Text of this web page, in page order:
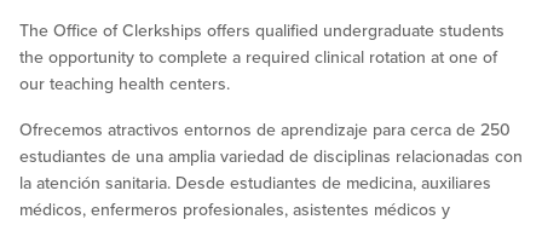
The Office of Clerkships offers qualified undergraduate students
the opportunity to complete a required clinical rotation at one of
our teaching health centers.
Ofrecemos atractivos entornos de aprendizaje para cerca de 250
estudiantes de una amplia variedad de disciplinas relacionadas con
la atención sanitaria. Desde estudiantes de medicina, auxiliares
médicos, enfermeros profesionales, asistentes médicos y